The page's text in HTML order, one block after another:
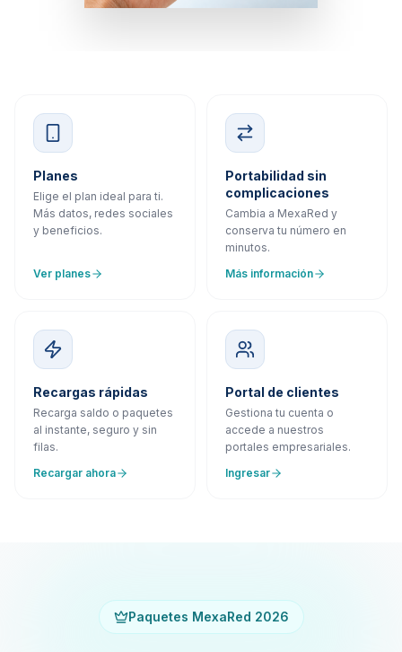
Planes
Elige el plan ideal para ti.
Más datos, redes sociales
y beneficios.
Ver planes
Portabilidad sin
complicaciones
Cambia a MexaRed y
conserva tu número en
minutos.
Más información
Recargas rápidas
Recarga saldo o paquetes
al instante, seguro y sin
filas.
Recargar ahora
Portal de clientes
Gestiona tu cuenta o
accede a nuestros
portales empresariales.
Ingresar
Paquetes MexaRed 2026